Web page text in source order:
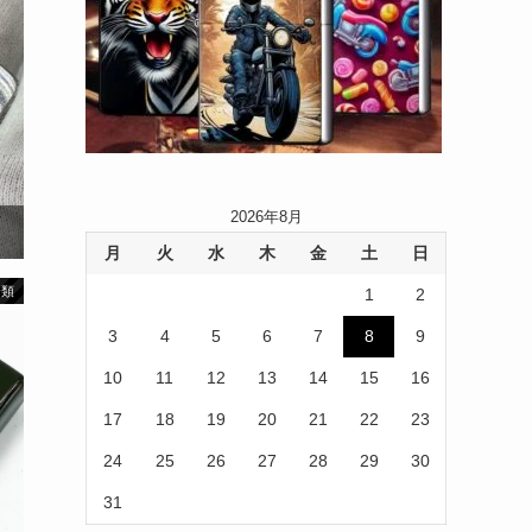
2026年8月
月 火 水 木 金 土 日
1 2
3 4 5 6 7 8 9
10 11 12 13 14 15 16
17 18 19 20 21 22 23
24 25 26 27 28 29 30
31